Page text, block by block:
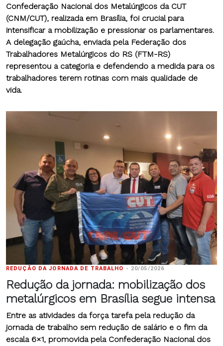
Confederação Nacional dos Metalúrgicos da CUT
(CNM/CUT), realizada em Brasília, foi crucial para
intensificar a mobilização e pressionar os parlamentares.
A delegação gaúcha, enviada pela Federação dos
Trabalhadores Metalúrgicos do RS (FTM-RS)
representou a categoria e defendendo a medida para os
trabalhadores terem rotinas com mais qualidade de
vida.
REDUÇÃO DA JORNADA DE TRABALHO - 20/05/2026
Redução da jornada: mobilização dos
metalúrgicos em Brasília segue intensa
Entre as atividades da força tarefa pela redução da
jornada de trabalho sem redução de salário e o fim da
escala 6×1, promovida pela Confederação Nacional dos